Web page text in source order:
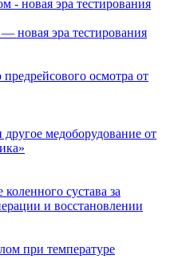
новая эра тестирования
осмотра от
медоборудование от
сустава за
и восстановлении
при температуре